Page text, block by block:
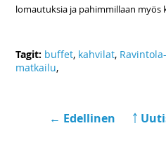
lomautuksia ja pahimmillaan
Tagit: buffet, kahvilat,
matkailu,
← Edellinen ￪